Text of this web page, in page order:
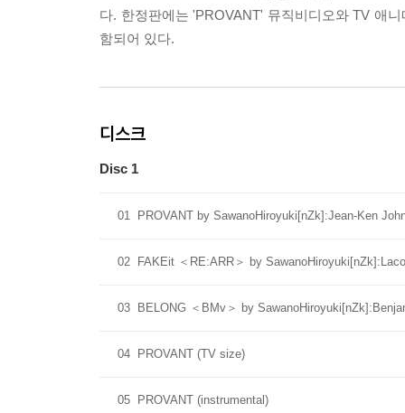
다. 한정판에는 'PROVANT' 뮤직비디오와 TV 애
함되어 있다.
디스크
Disc 1
01 PROVANT by SawanoHiroyuki[nZk]:Jean-Ken
02 FAKEit ＜RE:ARR＞ by SawanoHiroyuki[nZk]:Laco
03 BELONG ＜BMv＞ by
04 PROVANT (TV size)
05 PROVANT (instrumental)